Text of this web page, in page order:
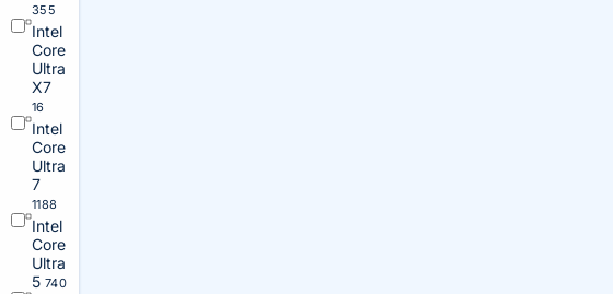
355
Intel
Core
Ultra
X7
16
Intel
Core
Ultra
7
1188
Intel
Core
Ultra
5 740